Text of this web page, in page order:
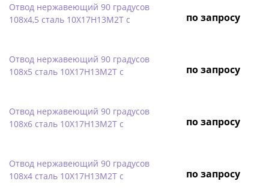
Отвод нержавеющий 90 градусов
108х4,5 сталь 10Х17Н13М2Т с
по запросу
Отвод нержавеющий 90 градусов
108х5 сталь 10Х17Н13М2Т с
по запросу
Отвод нержавеющий 90 градусов
108х6 сталь 10Х17Н13М2Т с
по запросу
Отвод нержавеющий 90 градусов
108х4 сталь 10Х17Н13М2Т с
по запросу